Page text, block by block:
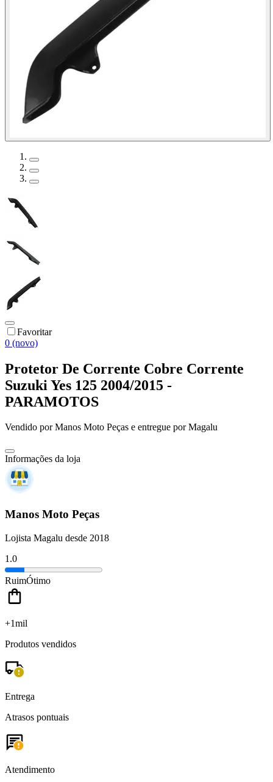
Favoritar
0 (novo)
Protetor De Corrente Cobre Corrente
Suzuki Yes 125 2004/2015 -
PARAMOTOS
Vendido porManos Moto Peças e entregue por Magalu
Informações da loja
Manos Moto Peças
Lojista Magalu desde 2018
1.0
RuimÓtimo
+1mil
Produtos vendidos
Entrega
Atrasos pontuais
Atendimento